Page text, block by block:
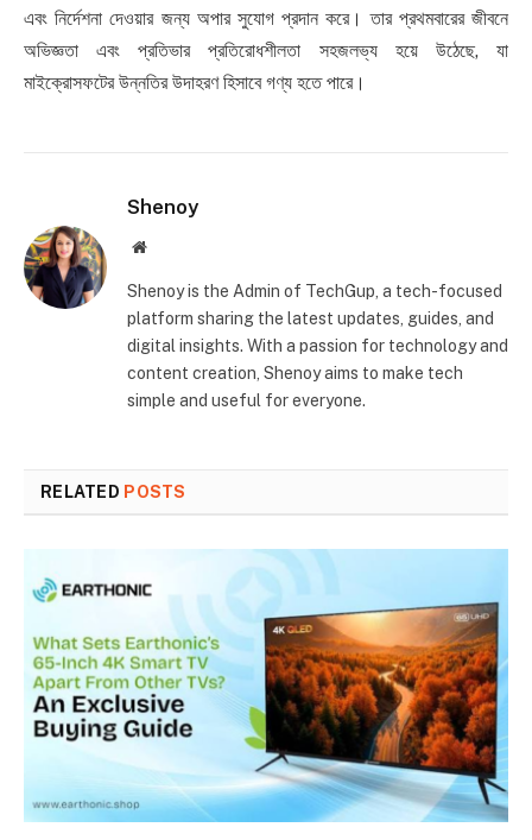
এবং নির্দেশনা দেওয়ার জন্য অপার সুযোগ প্রদান করে। তার প্রথমবারের জীবনে
অভিজ্ঞতা এবং প্রতিভার প্রতিরোধশীলতা সহজলভ্য হয়ে উঠেছে, যা
মাইক্রোসফটের উন্নতির উদাহরণ হিসাবে গণ্য হতে পারে।
Shenoy
Website
Shenoy is the Admin of TechGup, a tech-focused
platform sharing the latest updates, guides, and
digital insights. With a passion for technology and
content creation, Shenoy aims to make tech
simple and useful for everyone.
RELATED POSTS